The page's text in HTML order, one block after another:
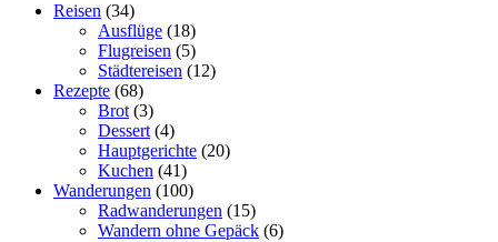
Reisen (34)
Ausflüge (18)
Flugreisen (5)
Städtereisen (12)
Rezepte (68)
Brot (3)
Dessert (4)
Hauptgerichte (20)
Kuchen (41)
Wanderungen (100)
Radwanderungen (15)
Wandern ohne Gepäck (6)